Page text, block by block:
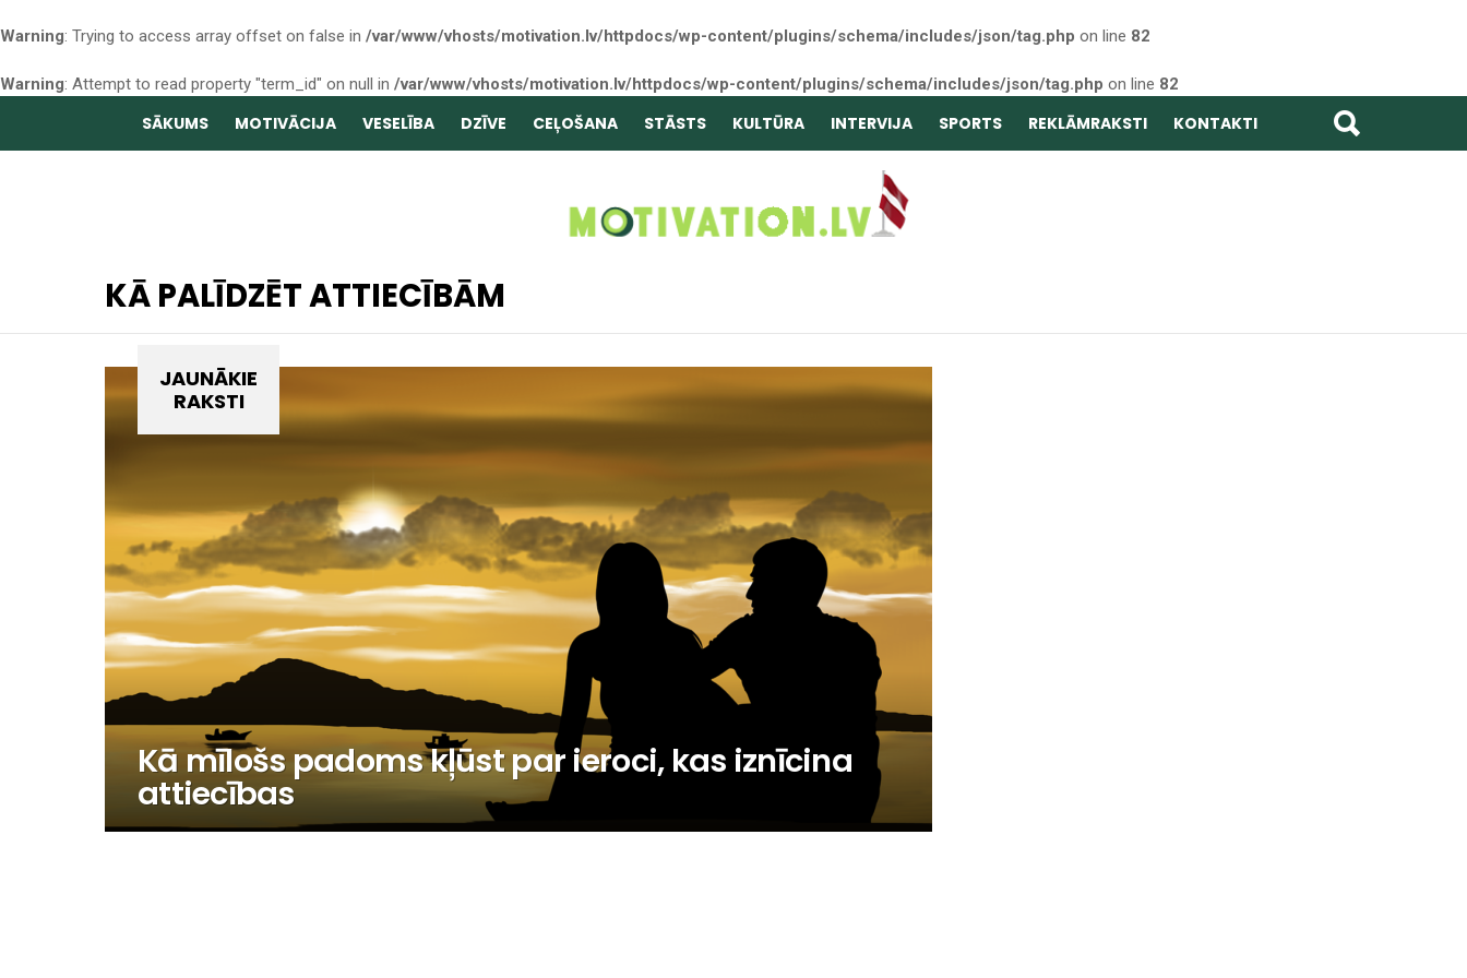
Warning: Trying to access array offset on false in /var/www/vhosts/motivation.lv/httpdocs/wp-content/plugins/schema/includes/json/tag.php on line 82
Warning: Attempt to read property "term_id" on null in /var/www/vhosts/motivation.lv/httpdocs/wp-content/plugins/schema/includes/json/tag.php on line 82
SĀKUMS MOTIVĀCIJA VESELĪBA DZĪVE CEĻOŠANA STĀSTS KULTŪRA INTERVIJA SPORTS REKLĀMRAKSTI KONTAKTI
KĀ PALĪDZĒT ATTIECĪBĀM
JAUNĀKIE
RAKSTI
Kā mīlošs padoms kļūst par ieroci, kas iznīcina
attiecības